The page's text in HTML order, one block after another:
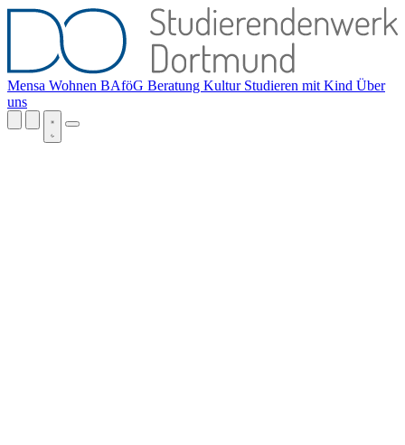
Mensa Wohnen BAföG Beratung Kultur Studieren mit Kind Über
uns